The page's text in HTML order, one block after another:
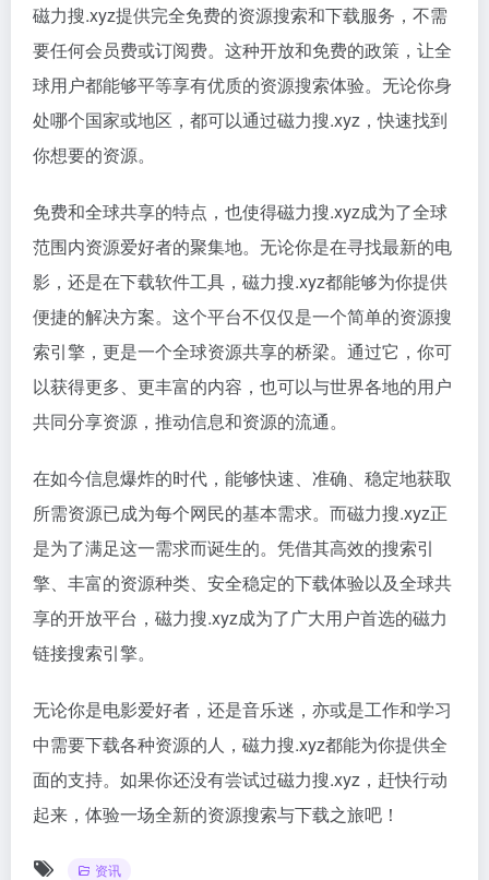
磁力搜.xyz提供完全免费的资源搜索和下载服务，不需
要任何会员费或订阅费。这种开放和免费的政策，让全
球用户都能够平等享有优质的资源搜索体验。无论你身
处哪个国家或地区，都可以通过磁力搜.xyz，快速找到
你想要的资源。
免费和全球共享的特点，也使得磁力搜.xyz成为了全球
范围内资源爱好者的聚集地。无论你是在寻找最新的电
影，还是在下载软件工具，磁力搜.xyz都能够为你提供
便捷的解决方案。这个平台不仅仅是一个简单的资源搜
索引擎，更是一个全球资源共享的桥梁。通过它，你可
以获得更多、更丰富的内容，也可以与世界各地的用户
共同分享资源，推动信息和资源的流通。
在如今信息爆炸的时代，能够快速、准确、稳定地获取
所需资源已成为每个网民的基本需求。而磁力搜.xyz正
是为了满足这一需求而诞生的。凭借其高效的搜索引
擎、丰富的资源种类、安全稳定的下载体验以及全球共
享的开放平台，磁力搜.xyz成为了广大用户首选的磁力
链接搜索引擎。
无论你是电影爱好者，还是音乐迷，亦或是工作和学习
中需要下载各种资源的人，磁力搜.xyz都能为你提供全
面的支持。如果你还没有尝试过磁力搜.xyz，赶快行动
起来，体验一场全新的资源搜索与下载之旅吧！
资讯